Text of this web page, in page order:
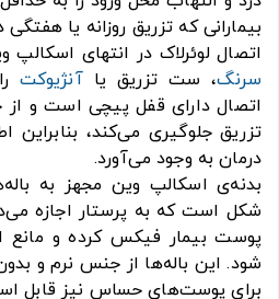
بیمارانی که تزریق روزانه یا
اتصال لوئرلاک در انتهای اسکالپ
سرنگ، ست تزریق یاآنژیوکت
اتصال دارای قفل پیچی است و
تزریق جلوگیری می‌کند، بنابراین
درمان به وجود می‌آورد.
بدنه‌ی اسکالپ وین مجهز به
شکل است که به پرستار اجازه
پوست بیمار فیکس کرده و مانع
شود. این باله‌ها از جنس نرم و
برای پوست‌های حساس نیز قابل